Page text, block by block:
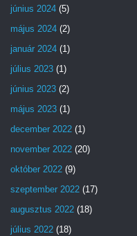
június 2024 (5)
május 2024 (2)
január 2024 (1)
július 2023 (1)
június 2023 (2)
május 2023 (1)
december 2022 (1)
november 2022 (20)
október 2022 (9)
szeptember 2022 (17)
augusztus 2022 (18)
július 2022 (18)